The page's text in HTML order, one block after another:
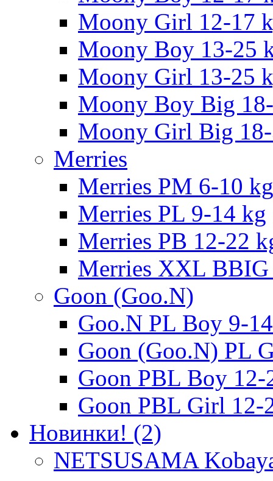
Moony Girl 12-17
Moony Boy 13-25
Moony Girl 13-25
Moony Boy Big
Moony Girl Big
Merries
Merries PM 6-10 kg
Merries PL 9-14 kg
Merries PB 12-22
Merries XXL
Goon (Goo.N)
Goo.N PL Boy 9-
Goon (Goo.N) PL
Goon PBL Boy 12-
Goon PBL Girl 12-
Новинки! (2)
NETSUSAMA